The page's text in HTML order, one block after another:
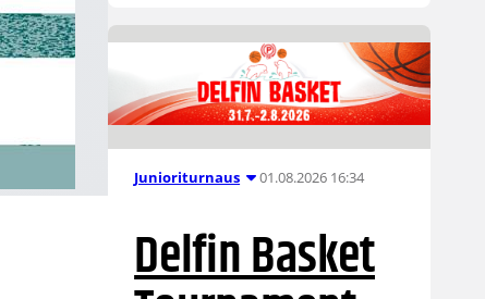
Junioriturnaus 01.08.2026 16:34
Delfin Basket